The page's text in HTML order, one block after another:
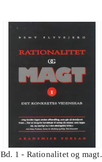
Bd. 1 - Rationalitet og magt.